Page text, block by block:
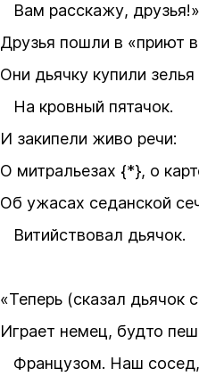
Вам расскажу, друзья!»
Друзья пошли в «приют
Они дьячку купили зелья
На кровный пятачок.
И закипели живо речи:
О митральезах {*}, о
Об ужасах седанской
Витийствовал дьячок.
«Теперь (сказал дьячок
Играет немец, будто
Французом. Наш сосед,